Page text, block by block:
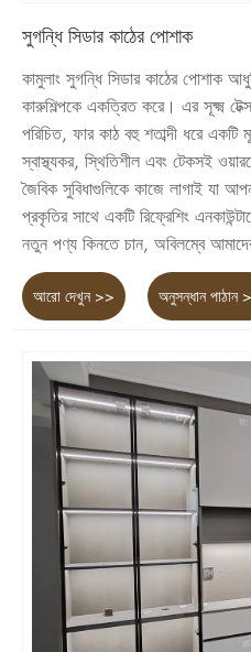
সুগন্ধি সিডার কাঠের পোশাক
কামুলাং সুগন্ধি সিডার কাঠের পোশাক
কারুশিল্পকে একত্রিত করে। এর সূক্ষ্ম
পরিচিত, ফার কাঠ বহু শতাব্দী ধরে
স্বাস্থ্যকর, স্থিতিশীল এবং টেকসই
জৈবিক সুবিধাগুলিকে কাজে লাগাই যা
প্রকৃতির সাথে একটি রিফ্রেশিং
নতুন পণ্য কিনতে চান, অবিলম্বে
আরো দেখুন >> অনুসন্ধান পাঠান